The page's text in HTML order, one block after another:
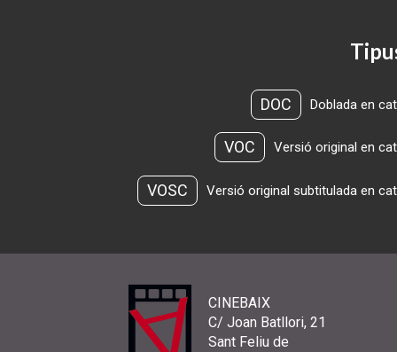
DOC Doblada en
VOC Versió original en
VOSC Versió original subtitulada en
CINEBAIX
C/ Joan Batllori, 21
Sant Feliu de